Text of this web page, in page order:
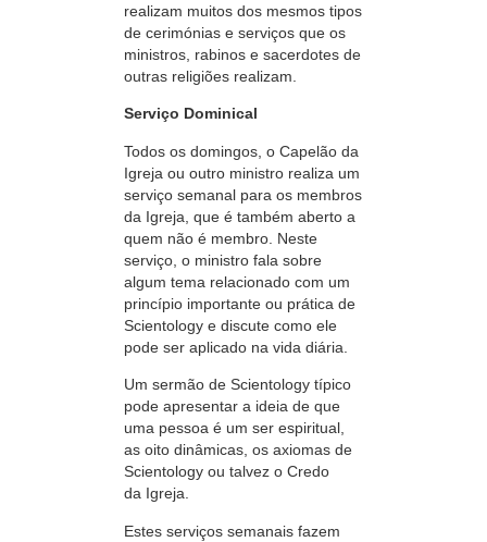
realizam muitos dos mesmos tipos
de cerimónias e serviços que os
ministros, rabinos e sacerdotes de
outras religiões realizam.
Serviço Dominical
Todos os domingos, o Capelão da
Igreja ou outro ministro realiza um
serviço semanal para os membros
da Igreja, que é também aberto a
quem não é membro. Neste
serviço, o ministro fala sobre
algum tema relacionado com um
princípio importante ou prática de
Scientology e discute como ele
pode ser aplicado na vida diária.
Um sermão de Scientology típico
pode apresentar a ideia de que
uma pessoa é um ser espiritual,
as oito dinâmicas, os axiomas de
Scientology ou talvez o Credo
da Igreja.
Estes serviços semanais fazem